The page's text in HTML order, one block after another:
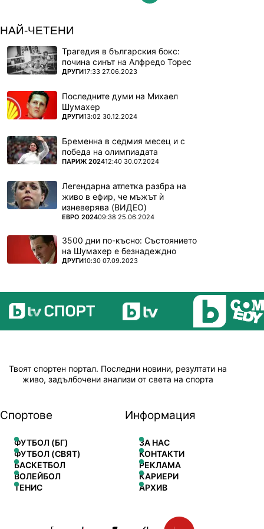
НАЙ-ЧЕТЕНИ
Трагедия в българския бокс:
почина синът на Алфредо Торес
ПОВЕЧЕ ОТ
ДРУГИ17:33 27.06.2023
Последните думи на Михаел
Шумахер
ПОВЕЧЕ ОТ
ДРУГИ13:02 30.12.2024
Бременна в седмия месец и с
победа на олимпиадата
ПОВЕЧЕ ОТ
ПАРИЖ 202412:40 30.07.2024
Легендарна атлетка разбра на
живо в ефир, че мъжът ѝ
изневерява (ВИДЕО)
ПОВЕЧЕ ОТ
ЕВРО 202409:38 25.06.2024
3500 дни по-късно: Състоянието
на Шумахер е безнадеждно
ПОВЕЧЕ ОТ
ДРУГИ10:30 07.09.2023
Твоят спортен портал. Последни новини, резултати на
живо, задълбочени анализи от света на спорта
Спортове
ФУТБОЛ (БГ)
ФУТБОЛ (СВЯТ)
БАСКЕТБОЛ
ВОЛЕЙБОЛ
ТЕНИС
Информация
ЗА НАС
КОНТАКТИ
РЕКЛАМА
КАРИЕРИ
АРХИВ